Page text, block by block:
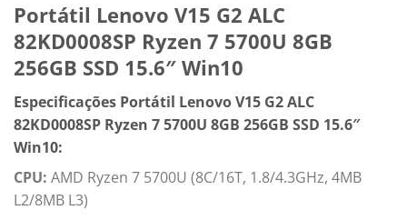
Portátil Lenovo V15 G2 ALC
82KD0008SP Ryzen 7 5700U 8GB
256GB SSD 15.6″ Win10
Especificações Portátil Lenovo V15 G2 ALC
82KD0008SP Ryzen 7 5700U 8GB 256GB SSD 15.6″
Win10:
CPU: AMD Ryzen 7 5700U (8C/16T, 1.8/4.3GHz, 4MB
L2/8MB L3)